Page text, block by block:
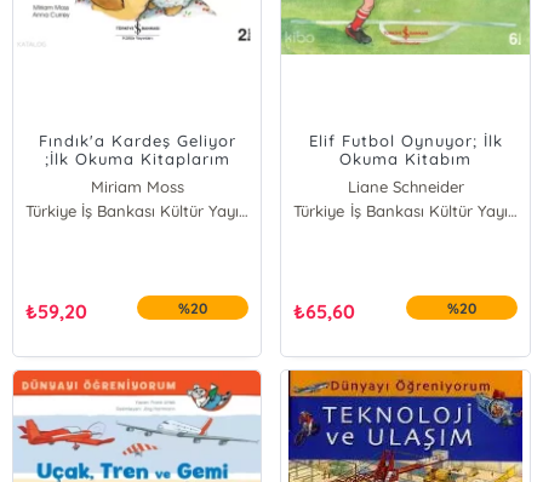
Fındık'a Kardeş Geliyor
;İlk Okuma Kitaplarım
Miriam Moss
Türkiye İş Bankası Kültür Yayınları
₺59,20 %20
Elif Futbol Oynuyor; İlk
Okuma Kitabım
Liane Schneider
Türkiye İş Bankası Kültür Yayınları
₺65,60 %20